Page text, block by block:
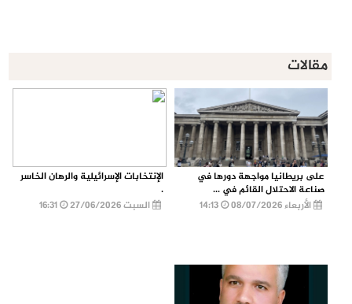
مقالات
على بريطانيا مواجهة دورها في
صناعة الاحتلال القائم في ...
الأربعاء 08/07/2026
الإنتخابات الإسرائيلية والرهان الخاسر
.
السبت 27/06/2026
16:31